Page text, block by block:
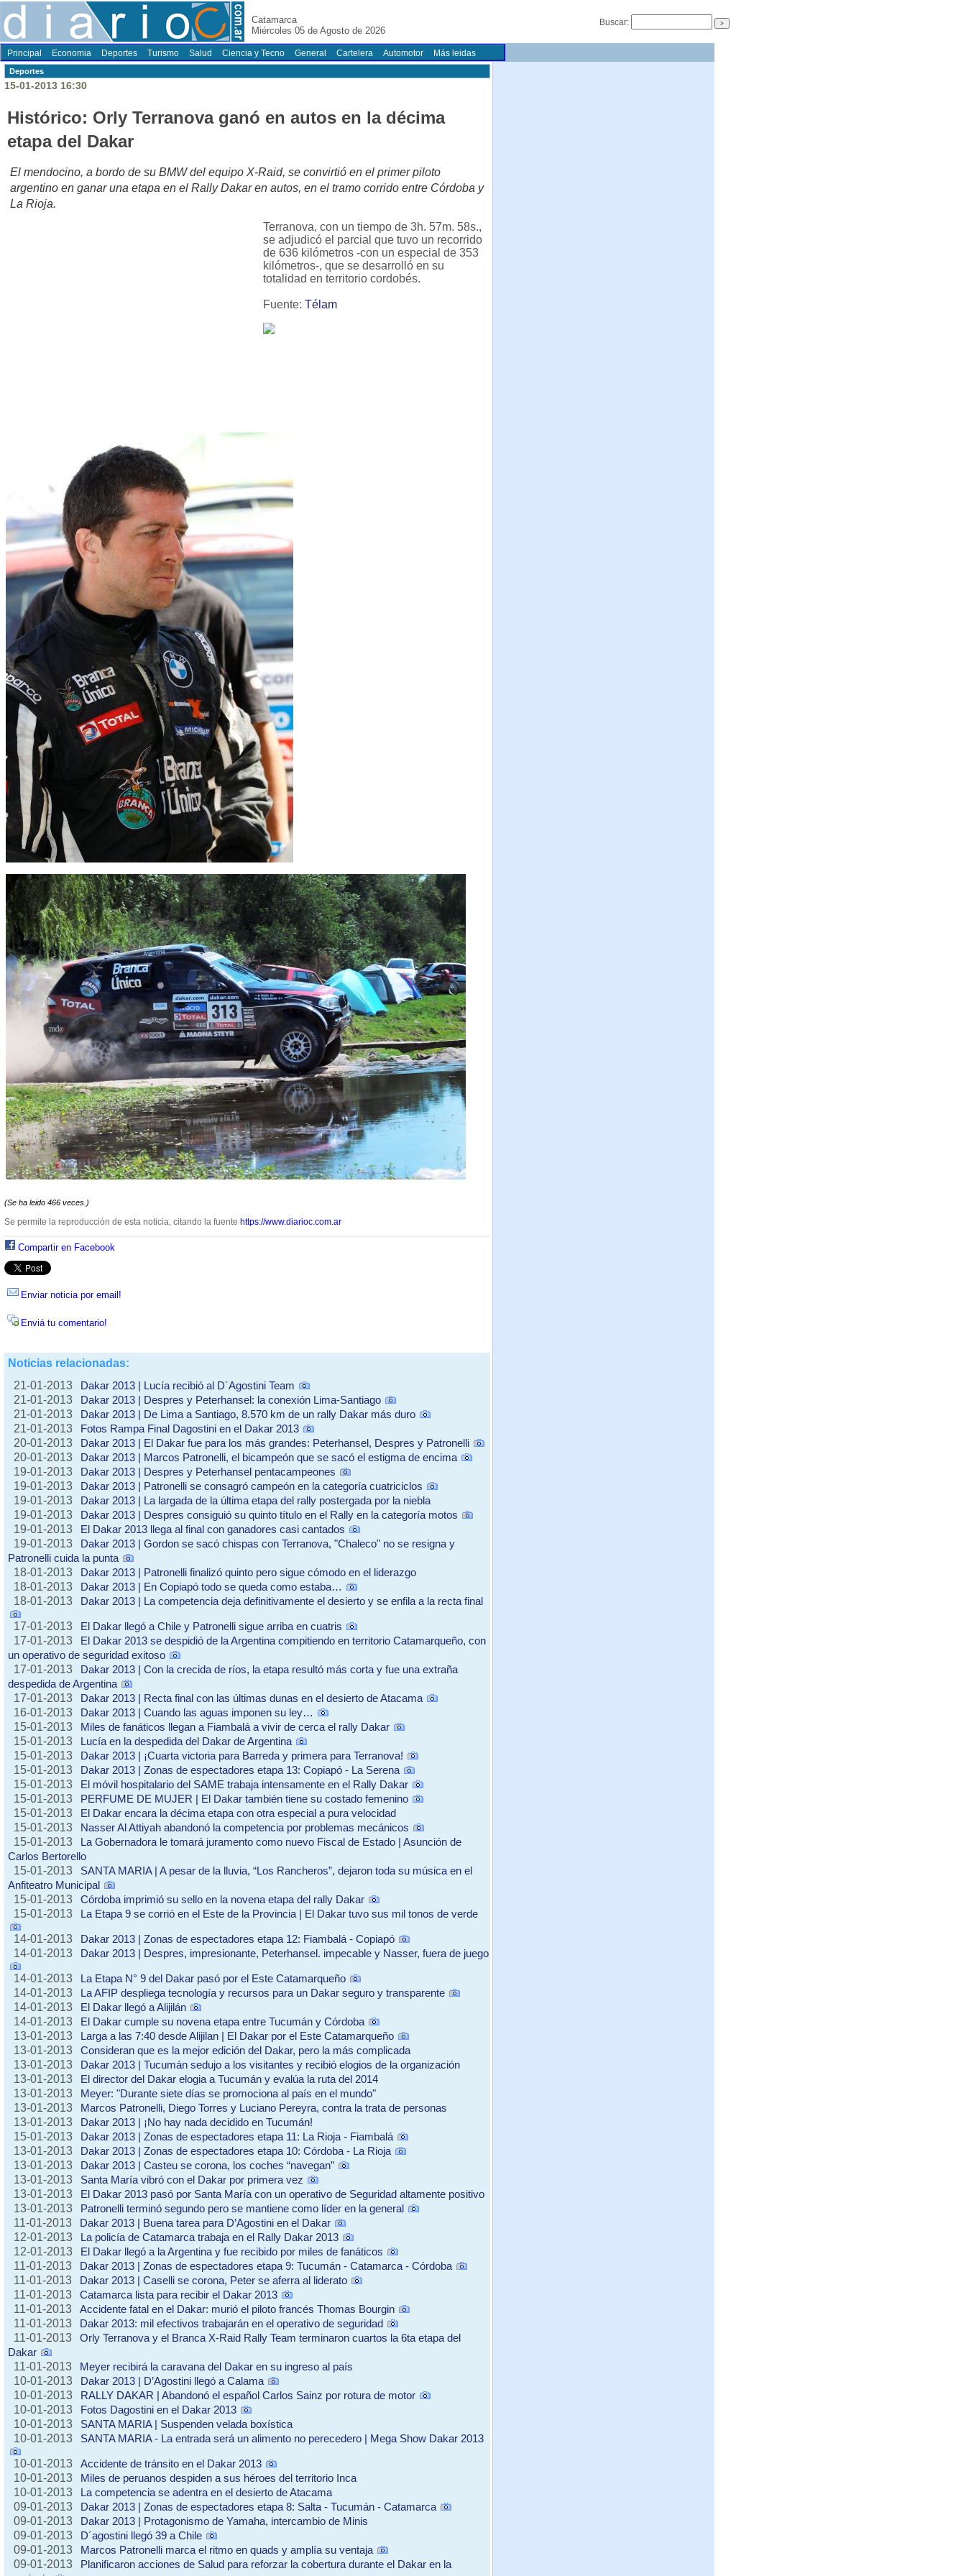
Catamarca
Miércoles 05 de Agosto de 2026
Buscar:
Principal Economia Deportes Turismo Salud Ciencia y Tecno General Cartelera Automotor Más leidas
Deportes
15-01-2013 16:30
Histórico: Orly Terranova ganó en autos en la décima
etapa del Dakar
El mendocino, a bordo de su BMW del equipo X-Raid, se convirtió en el primer piloto
argentino en ganar una etapa en el Rally Dakar en autos, en el tramo corrido entre Córdoba y
La Rioja.
Terranova, con un tiempo de 3h. 57m. 58s.,
se adjudicó el parcial que tuvo un recorrido
de 636 kilómetros -con un especial de 353
kilómetros-, que se desarrolló en su
totalidad en territorio cordobés.
Fuente: Télam
(Se ha leido 466 veces.)
Se permite la reproducción de esta noticia, citando la fuente https://www.diarioc.com.ar
Compartir en Facebook
Enviar noticia por email!
Enviá tu comentario!
Noticias relacionadas:
21-01-2013
Dakar 2013 | Lucía recibió al D´Agostini Team
21-01-2013
Dakar 2013 | Despres y Peterhansel: la conexión Lima-Santiago
21-01-2013
Dakar 2013 | De Lima a Santiago, 8.570 km de un rally Dakar más duro
21-01-2013
Fotos Rampa Final Dagostini en el Dakar 2013
20-01-2013
Dakar 2013 | El Dakar fue para los más grandes: Peterhansel, Despres y Patronelli
20-01-2013
Dakar 2013 | Marcos Patronelli, el bicampeón que se sacó el estigma de encima
19-01-2013
Dakar 2013 | Despres y Peterhansel pentacampeones
19-01-2013
Dakar 2013 | Patronelli se consagró campeón en la categoría cuatriciclos
19-01-2013
Dakar 2013 | La largada de la última etapa del rally postergada por la niebla
19-01-2013
Dakar 2013 | Despres consiguió su quinto título en el Rally en la categoría motos
19-01-2013
El Dakar 2013 llega al final con ganadores casi cantados
19-01-2013
Dakar 2013 | Gordon se sacó chispas con Terranova, "Chaleco" no se resigna y
Patronelli cuida la punta
18-01-2013
Dakar 2013 | Patronelli finalizó quinto pero sigue cómodo en el liderazgo
18-01-2013
Dakar 2013 | En Copiapó todo se queda como estaba…
18-01-2013
Dakar 2013 | La competencia deja definitivamente el desierto y se enfila a la recta final
17-01-2013
El Dakar llegó a Chile y Patronelli sigue arriba en cuatris
17-01-2013
El Dakar 2013 se despidió de la Argentina compitiendo en territorio Catamarqueño, con
un operativo de seguridad exitoso
17-01-2013
Dakar 2013 | Con la crecida de ríos, la etapa resultó más corta y fue una extraña
despedida de Argentina
17-01-2013
Dakar 2013 | Recta final con las últimas dunas en el desierto de Atacama
16-01-2013
Dakar 2013 | Cuando las aguas imponen su ley…
15-01-2013
Miles de fanáticos llegan a Fiambalá a vivir de cerca el rally Dakar
15-01-2013
Lucía en la despedida del Dakar de Argentina
15-01-2013
Dakar 2013 | ¡Cuarta victoria para Barreda y primera para Terranova!
15-01-2013
Dakar 2013 | Zonas de espectadores etapa 13: Copiapó - La Serena
15-01-2013
El móvil hospitalario del SAME trabaja intensamente en el Rally Dakar
15-01-2013
PERFUME DE MUJER | El Dakar también tiene su costado femenino
15-01-2013
El Dakar encara la décima etapa con otra especial a pura velocidad
15-01-2013
Nasser Al Attiyah abandonó la competencia por problemas mecánicos
15-01-2013
La Gobernadora le tomará juramento como nuevo Fiscal de Estado | Asunción de
Carlos Bertorello
15-01-2013
SANTA MARIA | A pesar de la lluvia, “Los Rancheros”, dejaron toda su música en el
Anfiteatro Municipal
15-01-2013
Córdoba imprimió su sello en la novena etapa del rally Dakar
15-01-2013
La Etapa 9 se corrió en el Este de la Provincia | El Dakar tuvo sus mil tonos de verde
14-01-2013
Dakar 2013 | Zonas de espectadores etapa 12: Fiambalá - Copiapó
14-01-2013
Dakar 2013 | Despres, impresionante, Peterhansel. impecable y Nasser, fuera de juego
14-01-2013
La Etapa N° 9 del Dakar pasó por el Este Catamarqueño
14-01-2013
La AFIP despliega tecnología y recursos para un Dakar seguro y transparente
14-01-2013
El Dakar llegó a Alijilán
14-01-2013
El Dakar cumple su novena etapa entre Tucumán y Córdoba
13-01-2013
Larga a las 7:40 desde Alijilan | El Dakar por el Este Catamarqueño
13-01-2013
Consideran que es la mejor edición del Dakar, pero la más complicada
13-01-2013
Dakar 2013 | Tucumán sedujo a los visitantes y recibió elogios de la organización
13-01-2013
El director del Dakar elogia a Tucumán y evalúa la ruta del 2014
13-01-2013
Meyer: "Durante siete días se promociona al país en el mundo"
13-01-2013
Marcos Patronelli, Diego Torres y Luciano Pereyra, contra la trata de personas
13-01-2013
Dakar 2013 | ¡No hay nada decidido en Tucumán!
15-01-2013
Dakar 2013 | Zonas de espectadores etapa 11: La Rioja - Fiambalá
13-01-2013
Dakar 2013 | Zonas de espectadores etapa 10: Córdoba - La Rioja
13-01-2013
Dakar 2013 | Casteu se corona, los coches “navegan”
13-01-2013
Santa María vibró con el Dakar por primera vez
13-01-2013
El Dakar 2013 pasó por Santa María con un operativo de Seguridad altamente positivo
13-01-2013
Patronelli terminó segundo pero se mantiene como líder en la general
11-01-2013
Dakar 2013 | Buena tarea para D’Agostini en el Dakar
12-01-2013
La policía de Catamarca trabaja en el Rally Dakar 2013
12-01-2013
El Dakar llegó a la Argentina y fue recibido por miles de fanáticos
11-01-2013
Dakar 2013 | Zonas de espectadores etapa 9: Tucumán - Catamarca - Córdoba
11-01-2013
Dakar 2013 | Caselli se corona, Peter se aferra al liderato
11-01-2013
Catamarca lista para recibir el Dakar 2013
11-01-2013
Accidente fatal en el Dakar: murió el piloto francés Thomas Bourgin
11-01-2013
Dakar 2013: mil efectivos trabajarán en el operativo de seguridad
11-01-2013
Orly Terranova y el Branca X-Raid Rally Team terminaron cuartos la 6ta etapa del
Dakar
11-01-2013
Meyer recibirá la caravana del Dakar en su ingreso al país
10-01-2013
Dakar 2013 | D’Agostini llegó a Calama
10-01-2013
RALLY DAKAR | Abandonó el español Carlos Sainz por rotura de motor
10-01-2013
Fotos Dagostini en el Dakar 2013
10-01-2013
SANTA MARIA | Suspenden velada boxística
10-01-2013
SANTA MARIA - La entrada será un alimento no perecedero | Mega Show Dakar 2013
10-01-2013
Accidente de tránsito en el Dakar 2013
10-01-2013
Miles de peruanos despiden a sus héroes del territorio Inca
10-01-2013
La competencia se adentra en el desierto de Atacama
09-01-2013
Dakar 2013 | Zonas de espectadores etapa 8: Salta - Tucumán - Catamarca
09-01-2013
Dakar 2013 | Protagonismo de Yamaha, intercambio de Minis
09-01-2013
D´agostini llegó 39 a Chile
09-01-2013
Marcos Patronelli marca el ritmo en quads y amplía su ventaja
09-01-2013
Planificaron acciones de Salud para reforzar la cobertura durante el Dakar en la